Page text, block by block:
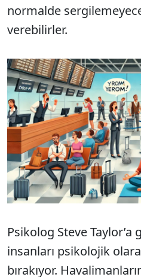
normalde
verebilirler.
Psikolog Steve Taylor’a
insanları psikolojik
bırakıyor.